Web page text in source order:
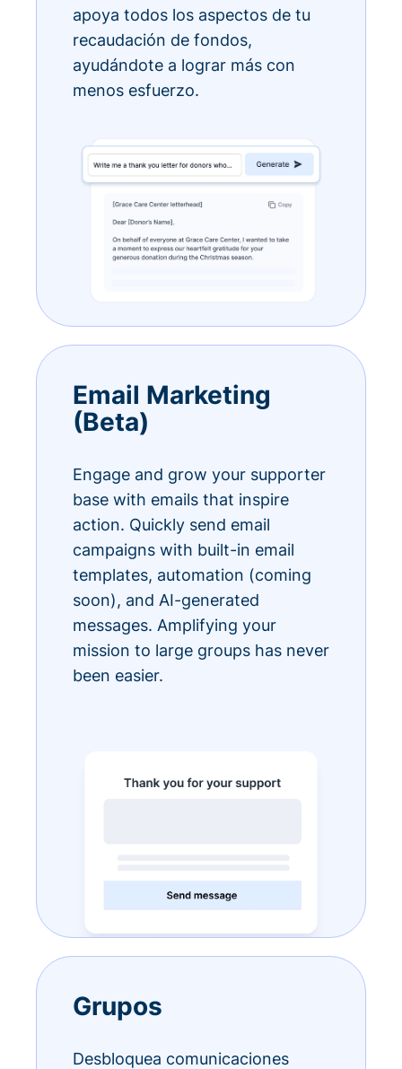
apoya todos los aspectos de tu
recaudación de fondos,
ayudándote a lograr más con
menos esfuerzo.
Email Marketing
(Beta)
Engage and grow your supporter
base with emails that inspire
action. Quickly send email
campaigns with built-in email
templates, automation (coming
soon), and AI-generated
messages. Amplifying your
mission to large groups has never
been easier.
Grupos
Desbloquea comunicaciones